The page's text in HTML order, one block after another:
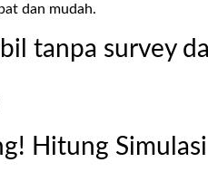
dan mudah.
tanpa survey
Hitung Simulasi